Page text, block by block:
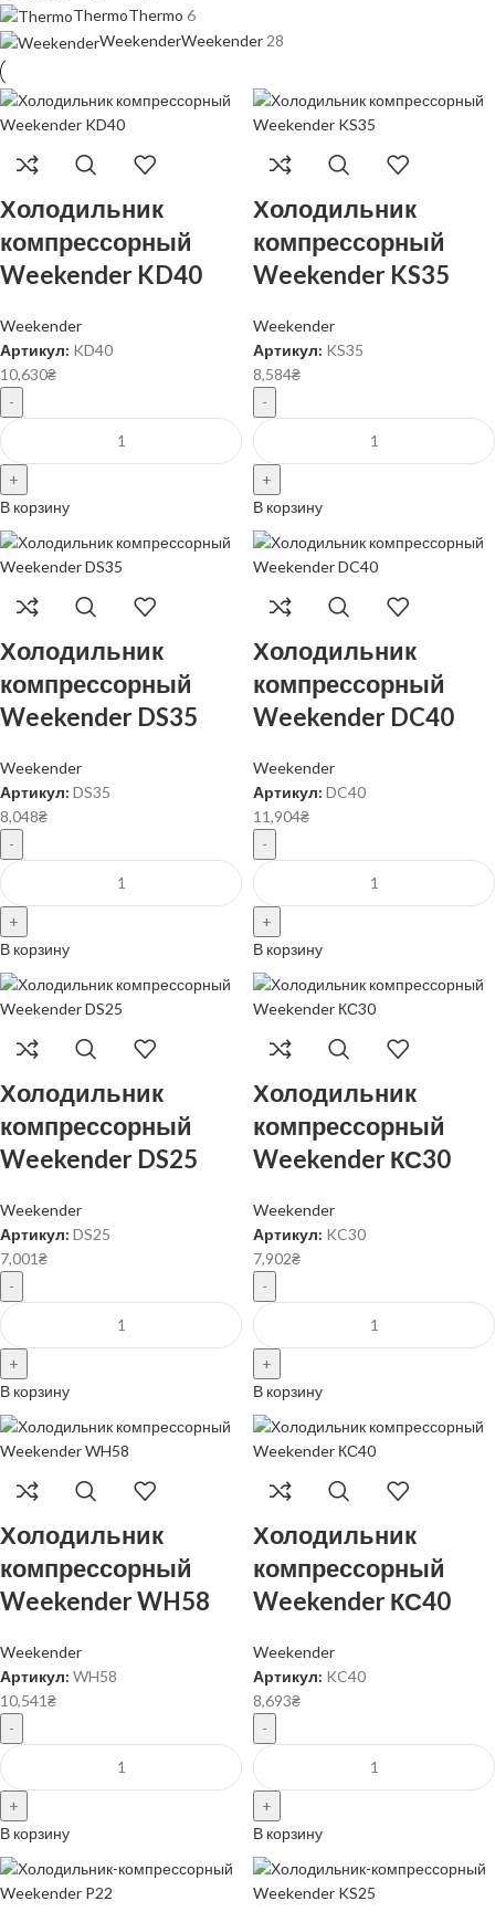
ThermoThermo 6
WeekenderWeekender 28
Холодильник
компрессорный
Weekender KD40
Weekender
Артикул: KD40
10,630₴
В корзину
Холодильник
компрессорный
Weekender KS35
Weekender
Артикул: KS35
8,584₴
В корзину
Холодильник
компрессорный
Weekender DS35
Weekender
Артикул: DS35
8,048₴
В корзину
Холодильник
компрессорный
Weekender DC40
Weekender
Артикул: DC40
11,904₴
В корзину
Холодильник
компрессорный
Weekender DS25
Weekender
Артикул: DS25
7,001₴
В корзину
Холодильник
компрессорный
Weekender КС30
Weekender
Артикул: KC30
7,902₴
В корзину
Холодильник
компрессорный
Weekender WH58
Weekender
Артикул: WH58
10,541₴
В корзину
Холодильник
компрессорный
Weekender КС40
Weekender
Артикул: KC40
8,693₴
В корзину